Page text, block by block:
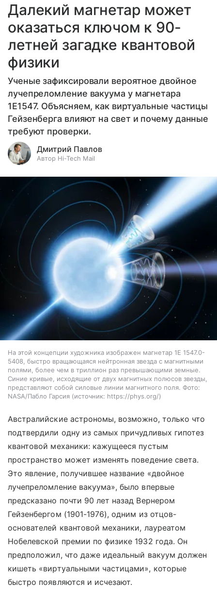
Далекий магнетар может
оказаться ключом к 90-
летней загадке квантовой
физики
Ученые зафиксировали вероятное двойное
лучепреломление вакуума у магнетара
1E1547. Объясняем, как виртуальные частицы
Гейзенберга влияют на свет и почему данные
требуют проверки.
Дмитрий Павлов
Автор Hi-Tech Mail
На этой концепции художника изображен магнетар 1E 1547.0-
5408, быстро вращающаяся нейтронная звезда с магнитными
полями, более чем в триллион раз превышающими земные.
Синие кривые, исходящие от двух магнитных полюсов звезды,
представляют собой силовые линии магнитного поля. Фото:
NASA/Пабло Гарсия
источник: https://phys.org/
Австралийские астрономы, возможно, только что
подтвердили одну из самых причудливых гипотез
квантовой механики: кажущееся пустым
пространство может изменять поведение света.
Это явление, получившее название «двойное
лучепреломление вакуума», было впервые
предсказано почти 90 лет назад Вернером
Гейзенбергом (1901-1976), одним из отцов-
основателей квантовой механики, лауреатом
Нобелевской премии по физике 1932 года. Он
предположил, что даже идеальный вакуум должен
кишеть «виртуальными частицами», которые
быстро появляются и исчезают.